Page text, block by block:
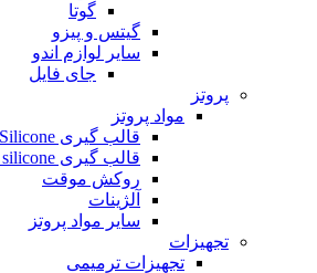
گوتا
گیتس و پیزو
سایر لوازم اندو
جای فایل
پروتز
مواد پروتز
قالب گیری A Silicone (افزایشی)
قالب گیری C silicone (تراکمی)
روکش موقت
آلژینات
سایر مواد پروتز
تجهیزات
تجهیزات ترمیمی